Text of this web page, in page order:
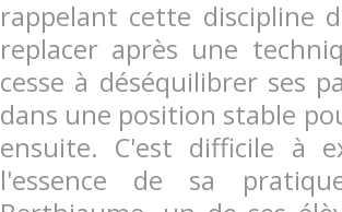
rappelant cette discipline
replacer après une
cesse à déséquilibrer ses
dans une position stable
ensuite. C'est difficile à
l'essence de sa